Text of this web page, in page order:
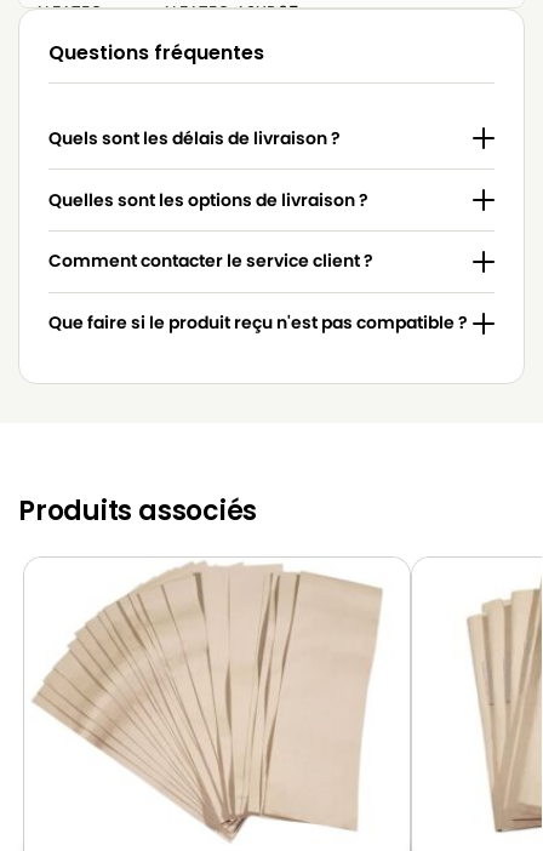
ALFATEC
ALFATEC ASXR65
ALFATEC
ALFATEC BIDONE
ALFATEC
ALFATEC PROFESSIONAL 30 à 65
Questions fréquentes
Quels sont les délais de livraison ?
Quelles sont les options de livraison ?
Comment contacter le service client ?
Que faire si le produit reçu n'est pas compatible ?
Produits associés